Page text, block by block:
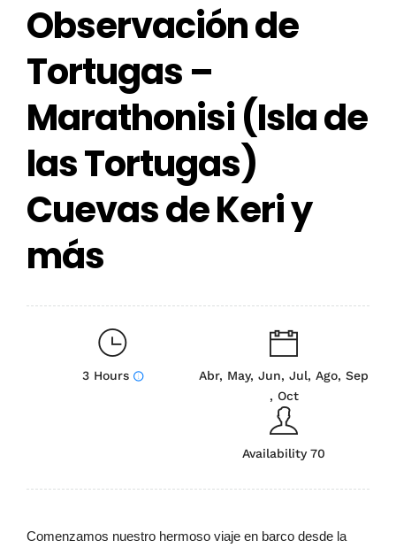
Observación de
Tortugas –
Marathonisi (Isla de
las Tortugas)
Cuevas de Keri y
más
3 Hours
Abr, May, Jun, Jul, Ago, Sep
, Oct
Availability 70
Comenzamos nuestro hermoso viaje en barco desde la